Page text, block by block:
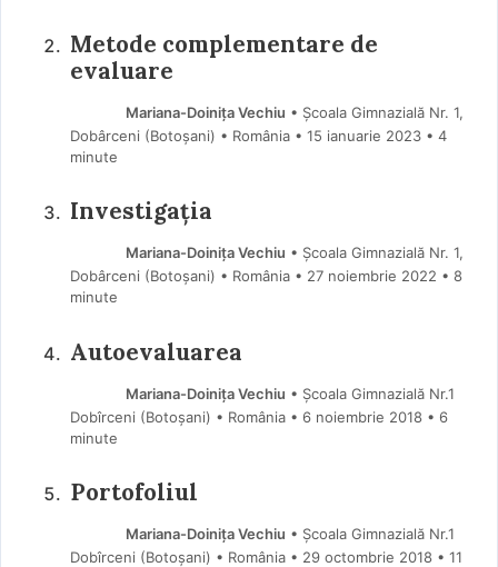
Metode complementare de
evaluare
Mariana-Doinița Vechiu • Școala Gimnazială Nr. 1,
Dobârceni (Botoşani) • România
15 ianuarie 2023 • 4
minute
Investigația
Mariana-Doinița Vechiu • Școala Gimnazială Nr. 1,
Dobârceni (Botoşani) • România
27 noiembrie 2022 • 8
minute
Autoevaluarea
Mariana-Doinița Vechiu • Școala Gimnazială Nr.1
Dobîrceni (Botoşani) • România
6 noiembrie 2018 • 6
minute
Portofoliul
Mariana-Doinița Vechiu • Școala Gimnazială Nr.1
Dobîrceni (Botoşani) • România
29 octombrie 2018 • 11